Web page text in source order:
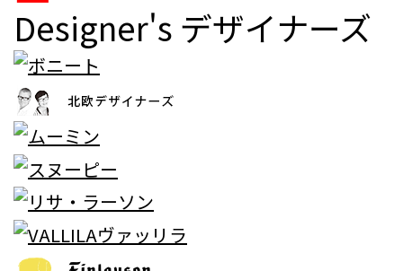
Designer's デザイナーズ